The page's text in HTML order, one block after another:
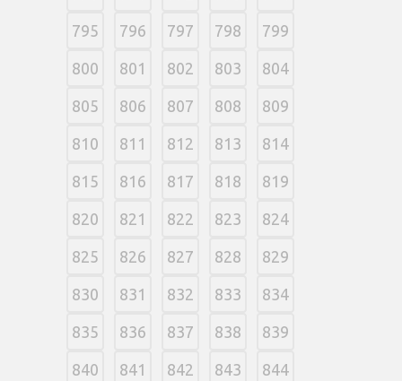
795 796 797 798 799
800 801 802 803 804
805 806 807 808 809
810 811 812 813 814
815 816 817 818 819
820 821 822 823 824
825 826 827 828 829
830 831 832 833 834
835 836 837 838 839
840 841 842 843 844